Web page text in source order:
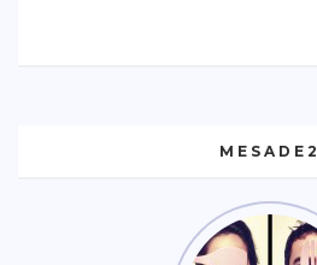
MESADE2